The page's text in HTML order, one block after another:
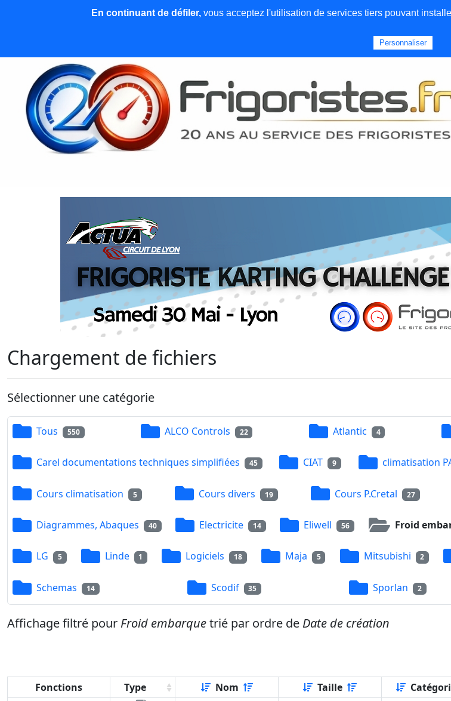
News et articles Emploi
Chargement de fichiers
Sélectionner une catégorie
Tous 550 ALCO Controls 22 Atlantic 4
Carel documentations techniques simplifiées 45 CIAT 9 climatisation
Cours climatisation 5 Cours divers 19 Cours P.Cretal 27
Diagrammes, Abaques 40 Electricite 14 Eliwell 56 Froid
LG 5 Linde 1 Logiciels 18 Maja 5 Mitsubishi 2
Schemas 14 Scodif 35 Sporlan 2
Affichage filtré pour Froid embarquetrié par ordre de Date de création
Fonctions Type Nom Taille
En continuant de défiler,vous acceptez l'utilisation de services tiers pouvant
Personnaliser